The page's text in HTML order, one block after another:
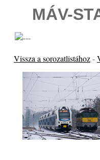
MÁV-
Vissza a sorozatlistához-